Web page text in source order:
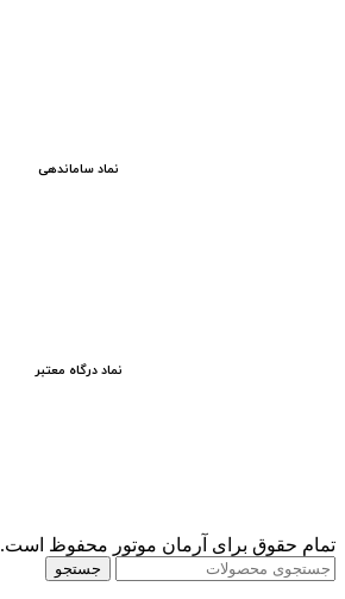
نماد ساماندهی
نماد درگاه معتبر
تمام حقوق برای آرمان موتور محفوظ است.
جستجو